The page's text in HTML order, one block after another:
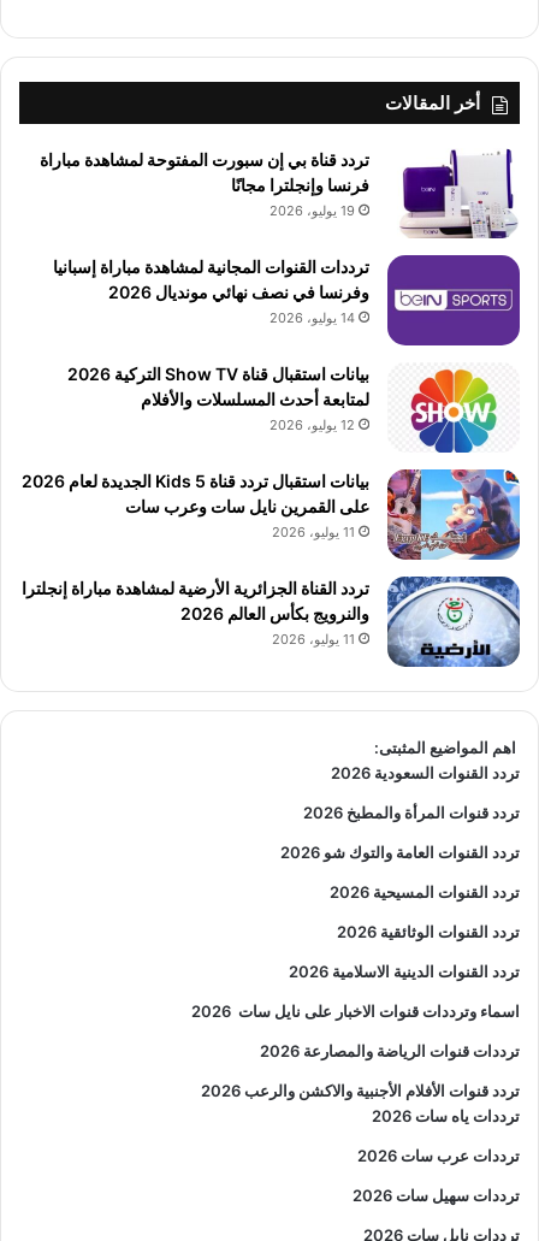
أخر المقالات
تردد قناة بي إن سبورت المفتوحة لمشاهدة مباراة
فرنسا وإنجلترا مجانًا
19 يوليو، 2026
ترددات القنوات المجانية لمشاهدة مباراة إسبانيا
وفرنسا في نصف نهائي مونديال 2026
14 يوليو، 2026
بيانات استقبال قناة Show TV التركية 2026
لمتابعة أحدث المسلسلات والأفلام
12 يوليو، 2026
بيانات استقبال تردد قناة 5 Kids الجديدة لعام 2026
على القمرين نايل سات وعرب سات
11 يوليو، 2026
تردد القناة الجزائرية الأرضية لمشاهدة مباراة إنجلترا
والنرويج بكأس العالم 2026
11 يوليو، 2026
اهم المواضيع المثبتى:
تردد القنوات السعودية 2026
تردد قنوات المرأة والمطبخ 2026
تردد القنوات العامة والتوك شو 2026
تردد القنوات المسيحية 2026
تردد القنوات الوثائقية 2026
تردد القنوات الدينية الاسلامية 2026
اسماء وترددات قنوات الاخبار على نايل سات 2026
ترددات قنوات الرياضة والمصارعة 2026
تردد قنوات الأفلام الأجنبية والاكشن والرعب2026
ترددات ياه سات 2026
ترددات عرب سات 2026
ترددات سهيل سات 2026
ترددات نايل سات 2026